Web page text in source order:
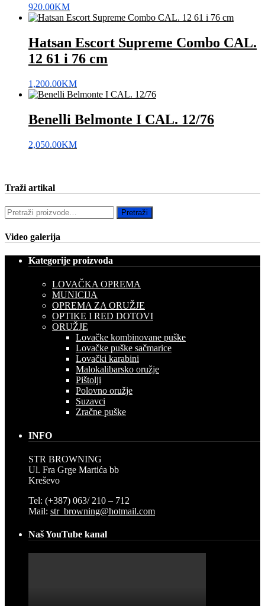
920.00KM
Hatsan Escort Supreme Combo CAL.
12 61 i 76 cm
1,200.00KM
Benelli Belmonte I CAL. 12/76
2,050.00KM
Traži artikal
Pretraži: Pretraži
Video galerija
Kategorije proizvoda
LOVAČKA OPREMA
MUNICIJA
OPREMA ZA ORUŽJE
OPTIKE I RED DOTOVI
ORUŽJE
Lovačke kombinovane puške
Lovačke puške sačmarice
Lovački karabini
Malokalibarsko oružje
Pištolji
Polovno oružje
Suzavci
Zračne puške
INFO
STR BROWNING
Ul. Fra Grge Martića bb
Kreševo
Tel: (+387) 063/ 210 – 712
Mail: str_browning@hotmail.com
Naš YouTube kanal